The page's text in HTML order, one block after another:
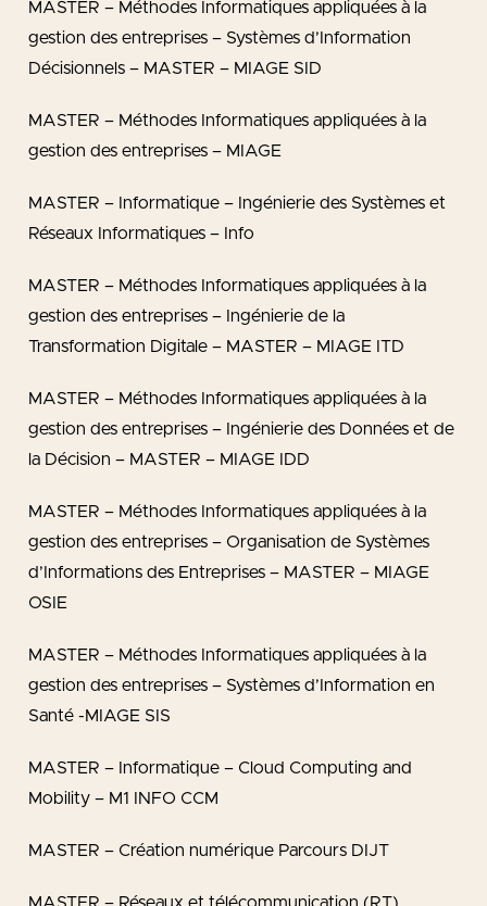
MASTER – Méthodes Informatiques appliquées à la
gestion des entreprises – Systèmes d’Information
Décisionnels – MASTER – MIAGE SID
MASTER – Méthodes Informatiques appliquées à la
gestion des entreprises – MIAGE
MASTER – Informatique – Ingénierie des Systèmes et
Réseaux Informatiques – Info
MASTER – Méthodes Informatiques appliquées à la
gestion des entreprises – Ingénierie de la
Transformation Digitale – MASTER – MIAGE ITD
MASTER – Méthodes Informatiques appliquées à la
gestion des entreprises – Ingénierie des Données et de
la Décision – MASTER – MIAGE IDD
MASTER – Méthodes Informatiques appliquées à la
gestion des entreprises – Organisation de Systèmes
d’Informations des Entreprises – MASTER – MIAGE
OSIE
MASTER – Méthodes Informatiques appliquées à la
gestion des entreprises – Systèmes d’Information en
Santé -MIAGE SIS
MASTER – Informatique – Cloud Computing and
Mobility – M1 INFO CCM
MASTER – Création numérique Parcours DIJT